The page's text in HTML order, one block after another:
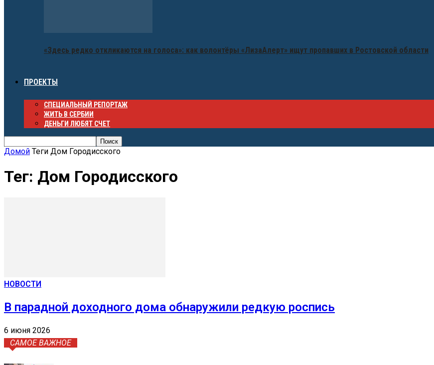
«Здесь редко откликаются на голоса»: как волонтёры «ЛизаАлерт» ищут пропавших в Ростовской области
ПРОЕКТЫ
СПЕЦИАЛЬНЫЙ РЕПОРТАЖ
ЖИТЬ В СЕРБИИ
ДЕНЬГИ ЛЮБЯТ СЧЕТ
Домой Теги Дом Городисского
Тег: Дом Городисского
НОВОСТИ
В парадной доходного дома обнаружили редкую роспись
6 июня 2026
САМОЕ ВАЖНОЕ